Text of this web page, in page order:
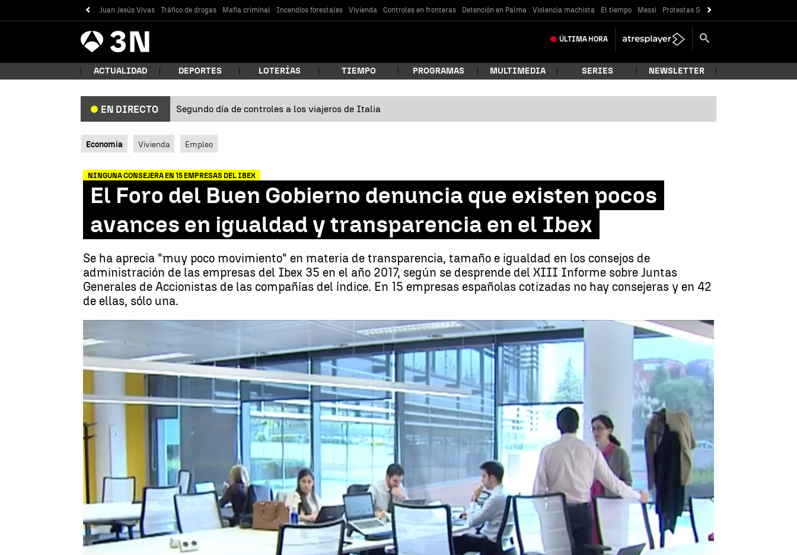
Juan Jesús Vivas Tráfico de drogas Mafia criminal Incendios forestales Vivienda Controles en fronteras Detención en Palma Violencia machista El tiempo Messi Protestas Sóller
Antena
3 Noticias ÚLTIMA HORA
ACTUALIDAD DEPORTES LOTERÍAS TIEMPO PROGRAMAS MULTIMEDIA SERIES NEWSLETTER
EN DIRECTO Segundo día de controles a los viajeros de Italia
Economía Vivienda Empleo
NINGUNA CONSEJERA EN 15 EMPRESAS DEL IBEX
El Foro del Buen Gobierno denuncia que existen pocos
avances en igualdad y transparencia en el Ibex
Se ha aprecia "muy poco movimiento" en materia de transparencia, tamaño e igualdad en los consejos de
administración de las empresas del Ibex 35 en el año 2017, según se desprende del XIII Informe sobre Juntas
Generales de Accionistas de las compañías del índice. En 15 empresas españolas cotizadas no hay consejeras y en 42
de ellas, sólo una.
El Foro del Buen Gobierno denuncia que existen pocos avances en igualdad y transparencia en el Ibex | antena3.com
Antena 3 Noticias Madrid
Publicado:26 de febrero de 2018, 19:53 WhatsappFacebook
X Linkedin